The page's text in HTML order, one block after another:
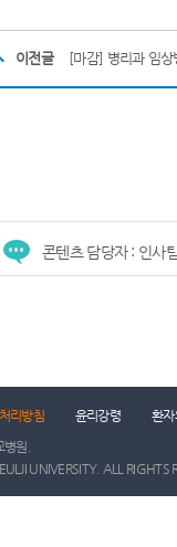
이전글 [마감] 병리과 임
콘텐츠 담당자 : 인사
리방침 윤리강령
환자
원.
UNIVERSITY. ALL RIGHTS